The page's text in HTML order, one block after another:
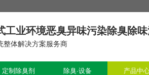
工业环境恶臭异味污染除臭除
整体解决方案服务商
定制除臭剂 除臭·设备 产品中